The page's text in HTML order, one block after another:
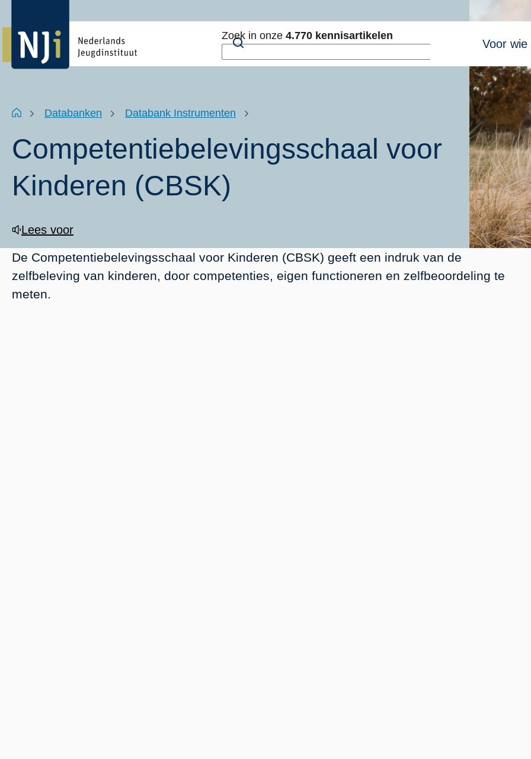
inhoud
Voor wie
Zoek in onze 4.770 kennisartikelen
Kruimelpad
HomeDatabanken Databank Instrumenten
Competentiebelevingsschaal voor
Kinderen (CBSK)
Lees voor
De Competentiebelevingsschaal voor Kinderen (CBSK) geeft een indruk van de
zelfbeleving van kinderen, door competenties, eigen functioneren en zelfbeoordeling te
meten.